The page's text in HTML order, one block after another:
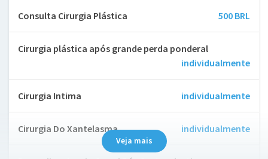
Consulta Cirurgia Plástica 500 BRL
Cirurgia plástica após grande perda ponderal
individualmente
Cirurgia Intima individualmente
Cirurgia Do Xantelasma individualmente
Veja mais